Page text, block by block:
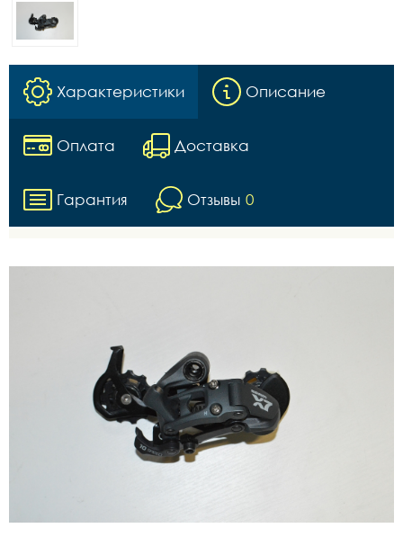
Характеристики Описание
Оплата Доставка
Гарантия Отзывы 0